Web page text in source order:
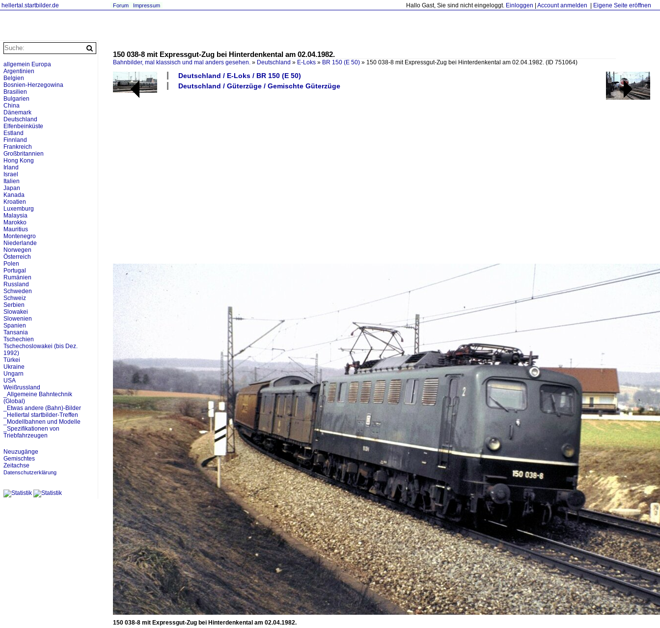
hellertal.startbilder.de Hallo Gast, Sie sind nicht eingeloggt. Einloggen Account anmelden Eigene Seite eröffnen
Forum Impressum
150 038-8 mit Expressgut-Zug bei Hinterdenkental am 02.04.1982.
Bahnbilder, mal klassisch und mal anders gesehen. » Deutschland » E-Loks » BR 150 (E 50) » 150 038-8 mit Expressgut-Zug bei Hinterdenkental am 02.04.1982. (ID 751064)
Deutschland / E-Loks / BR 150 (E 50)
Deutschland / Güterzüge / Gemischte Güterzüge
150 038-8 mit Expressgut-Zug bei Hinterdenkental am 02.04.1982.
allgemein Europa
Argentinien
Belgien
Bosnien-Herzegowina
Brasilien
Bulgarien
China
Dänemark
Deutschland
Elfenbeinküste
Estland
Finnland
Frankreich
Großbritannien
Hong Kong
Irland
Israel
Italien
Japan
Kanada
Kroatien
Luxemburg
Malaysia
Marokko
Mauritius
Montenegro
Niederlande
Norwegen
Österreich
Polen
Portugal
Rumänien
Russland
Schweden
Schweiz
Serbien
Slowakei
Slowenien
Spanien
Tansania
Tschechien
Tschechoslowakei (bis Dez.
1992)
Türkei
Ukraine
Ungarn
USA
Weißrussland
_Allgemeine Bahntechnik
(Global)
_Etwas andere (Bahn)-Bilder
_Hellertal startbilder-Treffen
_Modellbahnen und Modelle
_Spezifikationen von
Triebfahrzeugen
Neuzugänge
Gemischtes
Zeitachse
Datenschutzerklärung